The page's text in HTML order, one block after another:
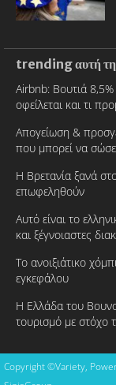
trending αυτή τη
Airbnb: Βουτιά
οφείλεται και τι
Απογείωση &
που μπορεί να
Η Βρετανία ξανά
επωφεληθούν
Αυτό είναι το
και ξέγνοιαστες
Το ανοιξιάτικο
εγκεφάλου
Η Ελλάδα του
τουρισμό με στόχο
Copyright ©Variety,